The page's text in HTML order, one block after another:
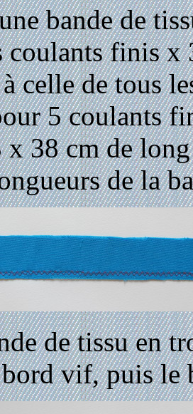
bande de
coulants finis x
celle de tous
5 coulants
x 38 cm de
de la
de tissu en
vif, puis le